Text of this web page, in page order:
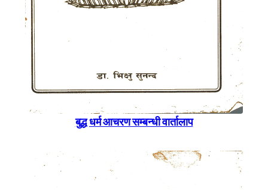
बुद्ध धर्म आचरण सम्बन्धी वार्तालाप